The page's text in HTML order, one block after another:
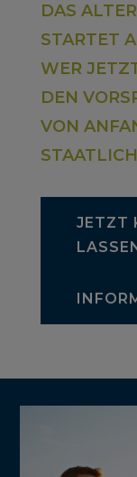
DAS
STARTET
WER
DEN
VON
JETZT